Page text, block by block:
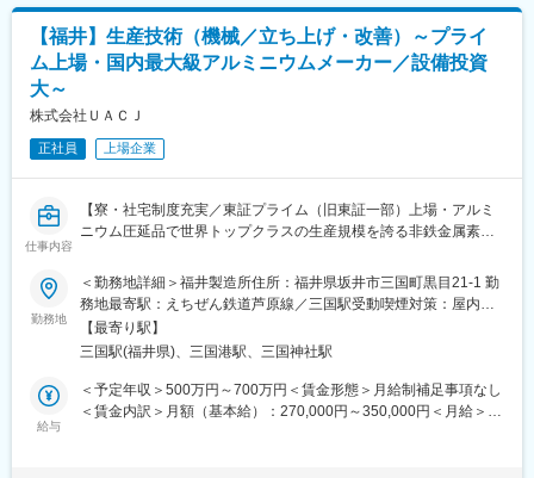
業務に活かせる経験を身に着けることが期待されます。
◆福井製造所に関して：
福井製造所は、約850名で構成されUACJの主力工場として、鋳塊
に行っており、高品質なアルミニウム製品を送り出しています。
航空宇宙品質マネジメントシステムの国際統一規格認証AS9100を
取得しており、品質要求の厳しい日本海事協会や航空機メーカー
から認定工場に指定されています。
◆就業環境：
・フレックスタイム制
・土日休み
・日本最大のアルミニウムの製造工場であるUACJ福井製造所には
いキャリアを積むことができるポジションです。
の重要性は高く、それらの管理を担う電気制御課のエンジニアは
製造所のキーパーソンです。ひとつひとつの生産設備は長く使用
されるので、ご自身が担当した業務の内容がいつまでも残り、充
実感も高い仕事です。また、業務の規模も大きく、やり遂げた時
・現在、アルミニウムは環境負荷低減の観点から、その軽さやリ
【福井】生産技術（機械／立ち上げ・改善）～プライ
ム上場・国内最大級アルミニウムメーカー／設備投資
大～
株式会社ＵＡＣＪ
正社員 上場企業
仕事内容
【寮・社宅制度充実／東証プライム（旧東証一部）上場・アルミ
ニウム圧延品で世界トップクラスの生産規模を誇る非鉄金属素材
フレックスタイム制有と長期で働きやすい環境】
◆職務内容
同社福井製造所の機械設備における以下業務をお任せいたしま
す。
・アルミニウムの生産設備の新設・改造・更新等の設備の企画立
案業務
・各種設備の工事・試運転・立上げ業務
勤務地
＜勤務地詳細＞福井製造所住所：福井県坂井市三国町黒目21-1 勤
務地最寄駅：えちぜん鉄道芦原線／三国駅受動喫煙対策：屋内喫
煙可能場所あり変更の範囲：会社の定める事業所
【最寄り駅】
三国駅(福井県)、三国港駅、三国神社駅
給与
＜予定年収＞500万円～700万円＜賃金形態＞月給制補足事項なし
＜賃金内訳＞月額（基本給）：270,000円～350,000円＜月給＞